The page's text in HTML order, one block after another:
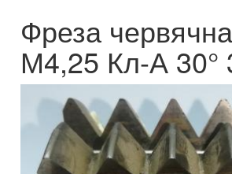
Фреза
М4,25 Кл-А 30°